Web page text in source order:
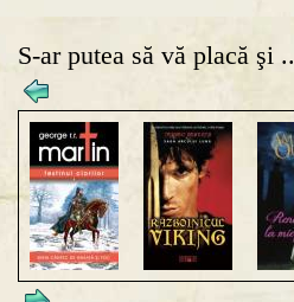
S-ar putea să vă placă şi